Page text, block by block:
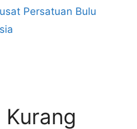
Persatuan Bulu
Kurang